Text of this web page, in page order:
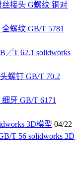
丝接头 G螺纹 铜对
螺纹 GB/T 5781
62.1 solidworks
螺钉 GB/T 70.2
牙 GB/T 6171
3D模型 04/22
T 56 solidworks 3D